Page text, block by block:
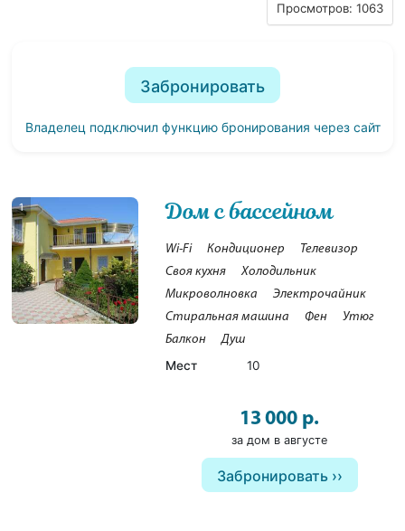
Просмотров: 1063
Забронировать
Владелец подключил функцию бронирования через сайт
1 Дом с бассейном
Wi-Fi Кондиционер
Телевизор
Своя кухня
Холодильник
Микроволновка
Электрочайник
Стиральная машина
Фен
Утюг
Балкон
Душ
Мест 10
13 000 р.
за дом в августе
Забронировать